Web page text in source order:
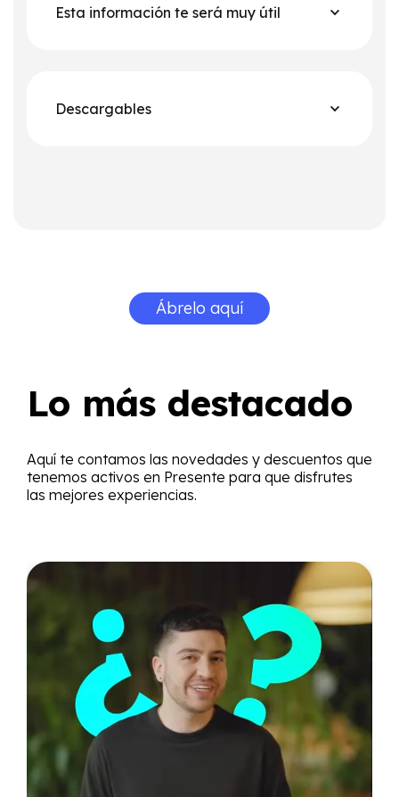
Esta información te será muy útil
Descargables
Ábrelo aquí
Lo más destacado
Aquí te contamos las novedades y descuentos que
tenemos activos en Presente para que disfrutes
las mejores experiencias.